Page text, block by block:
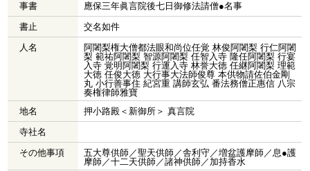
事書
應保三年眞言院後七日御修法請僧●名事
書止
交名如件
人名
阿闍梨権大僧都法眼和尚位任覚 林俊阿闍梨 行仁阿闍
梨 範祐阿闍梨 智源阿闍梨 任智入寺 隆任阿闍梨 行宴
入寺 覚明阿闍梨 行運入寺 林誉大徳 任継阿闍梨 理範
大徳 任俊大徳 大行事大法師俊尊 本供物請佐伯金剛
丸 小行善事住 紀宮重 講師玄弘 番法務僧正惠信 八宗
奏権律師雅寶
地名
押小路殿＜新御所＞ 真言院
寺社名
その他事項
五大尊供師／聖天供師／舎利守／増盆護摩師／息●護
摩師／十二天供師／諸神供師／加持香水